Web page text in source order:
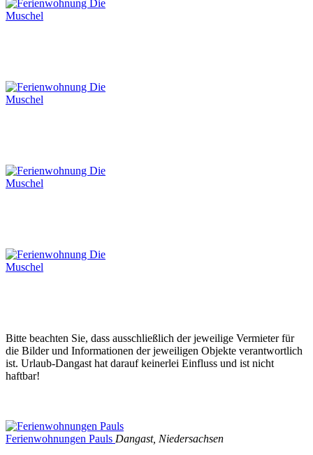
Bitte beachten Sie, dass ausschließlich der jeweilige Vermieter für
die Bilder und Informationen der jeweiligen Objekte verantwortlich
ist. Urlaub-Dangast hat darauf keinerlei Einfluss und ist nicht
haftbar!
Ferienwohnungen Pauls Dangast, Niedersachsen